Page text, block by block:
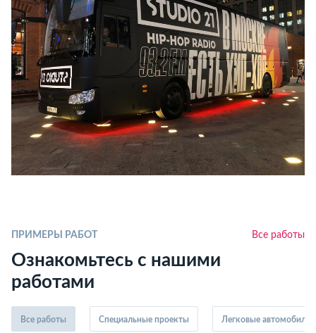
ПРИМЕРЫ РАБОТ Все работы
Ознакомьтесь с нашими
работами
Все работы Специальные проекты Легковые автомобили